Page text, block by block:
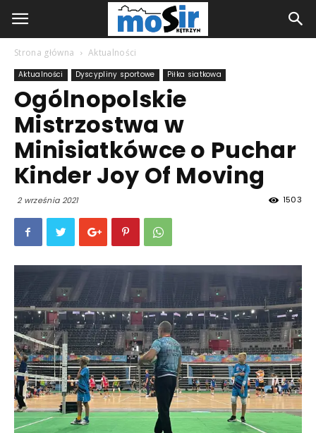
Strona główna Aktualności
Aktualności Dyscypliny sportowe Piłka siatkowa
Ogólnopolskie
Mistrzostwa w
Minisiatkówce o Puchar
Kinder Joy Of Moving
2 września 2021 1503